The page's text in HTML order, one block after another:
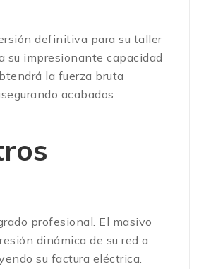
definitiva para su taller
su impresionante capacidad
la fuerza bruta
acabados
profesional. El masivo
dinámica de su red a
su factura eléctrica.